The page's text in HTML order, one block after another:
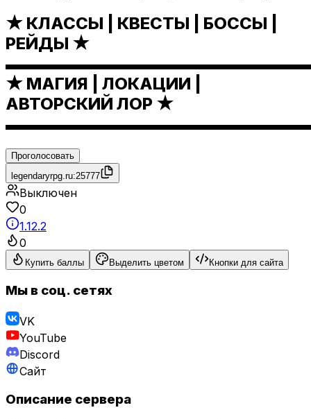
★ КЛАССЫ | КВЕСТЫ | БОССЫ |
РЕЙДЫ ★
★ МАГИЯ | ЛОКАЦИИ |
АВТОРСКИЙ ЛОР ★
Проголосовать
legendaryrpg.ru:25777
Выключен
0
1.12.2
0
Купить баллы Выделить цветом Кнопки для сайта
Мы в соц. сетях
VK
YouTube
Discord
Сайт
Описание сервера